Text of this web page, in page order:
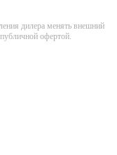
дилера менять внешний
офертой.